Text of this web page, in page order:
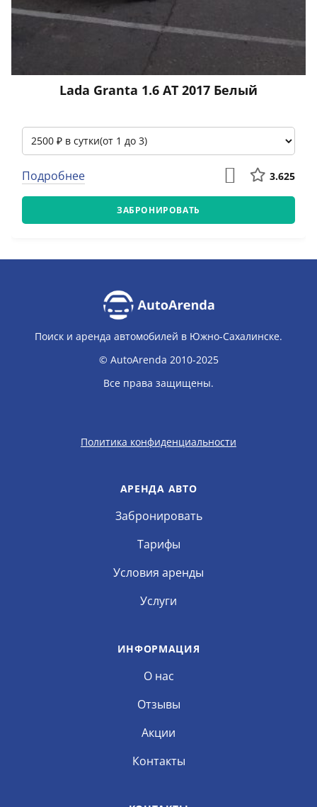
Lada Granta 1.6 АТ 2017 Белый
Подробнее 3.625
ЗАБРОНИРОВАТЬ
Поиск и аренда автомобилей в Южно-Сахалинске.
© AutoArenda 2010-2025
Все права защищены.
Политика конфиденциальности
АРЕНДА АВТО
Забронировать
Тарифы
Условия аренды
Услуги
ИНФОРМАЦИЯ
О нас
Отзывы
Акции
Контакты